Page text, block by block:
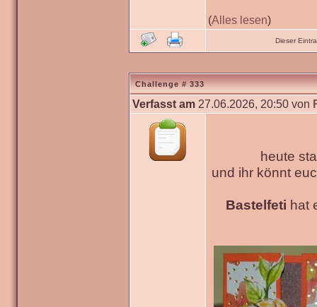
(Alles lesen)
Dieser
Challenge # 333
Verfasst am 27.06.2026, 20:50 von
heute
und ihr könnt
Bastelfeti hat